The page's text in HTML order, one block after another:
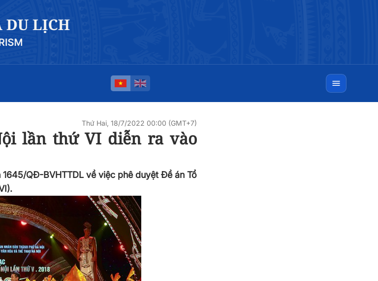
Thứ Hai, 18/7/2022 00:00 (GMT+7)
lần thứ VI diễn ra vào
QĐ-BVHTTDL về việc phê duyệt Đề án Tổ